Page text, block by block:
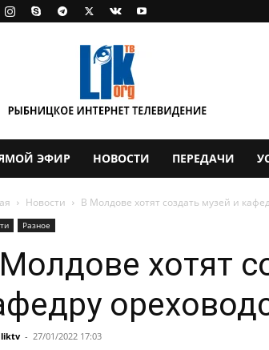
ЭФИР НОВОСТИ ПЕРЕДАЧИ
Новости В Молдове хотят создать музей и
Разное
хотят
liktv - 27/01/2022 17:03